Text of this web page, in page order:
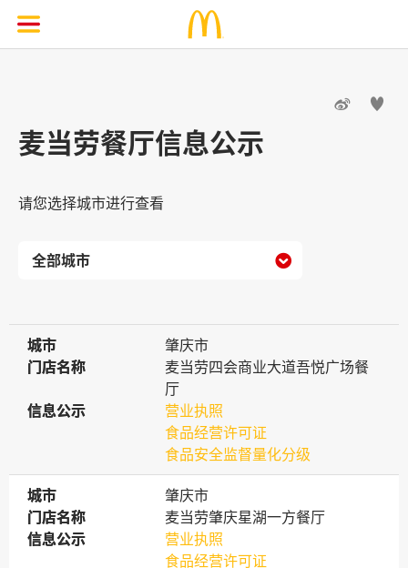
 
麦当劳餐厅信息公示
请您选择城市进行查看

城市
城市
肇庆市
门店名称
门店名称
麦当劳四会商业大道吾悦广场餐
厅
信息公示
信息公示
营业执照
食品经营许可证
食品安全监督量化分级
城市
城市
肇庆市
门店名称
门店名称
麦当劳肇庆星湖一方餐厅
信息公示
信息公示
营业执照
食品经营许可证